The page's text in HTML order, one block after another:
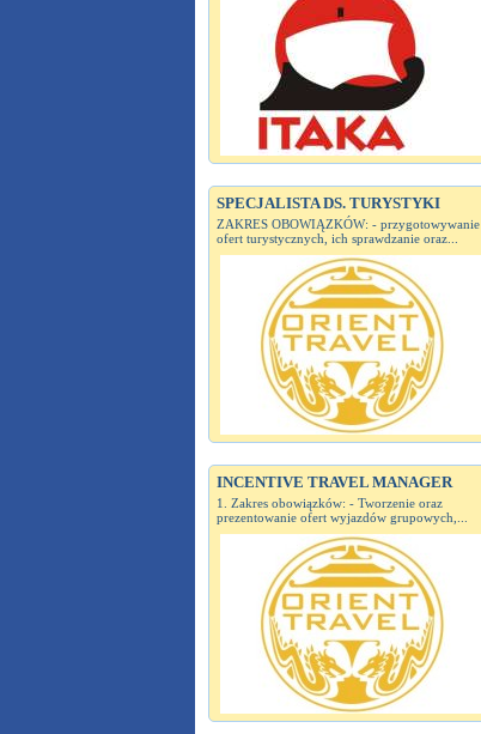
SPECJALISTA DS. TURYSTYKI
ZAKRES OBOWIĄZKÓW: - przygotowywanie
ofert turystycznych, ich sprawdzanie oraz...
INCENTIVE TRAVEL MANAGER
1. Zakres obowiązków: - Tworzenie oraz
prezentowanie ofert wyjazdów grupowych,...